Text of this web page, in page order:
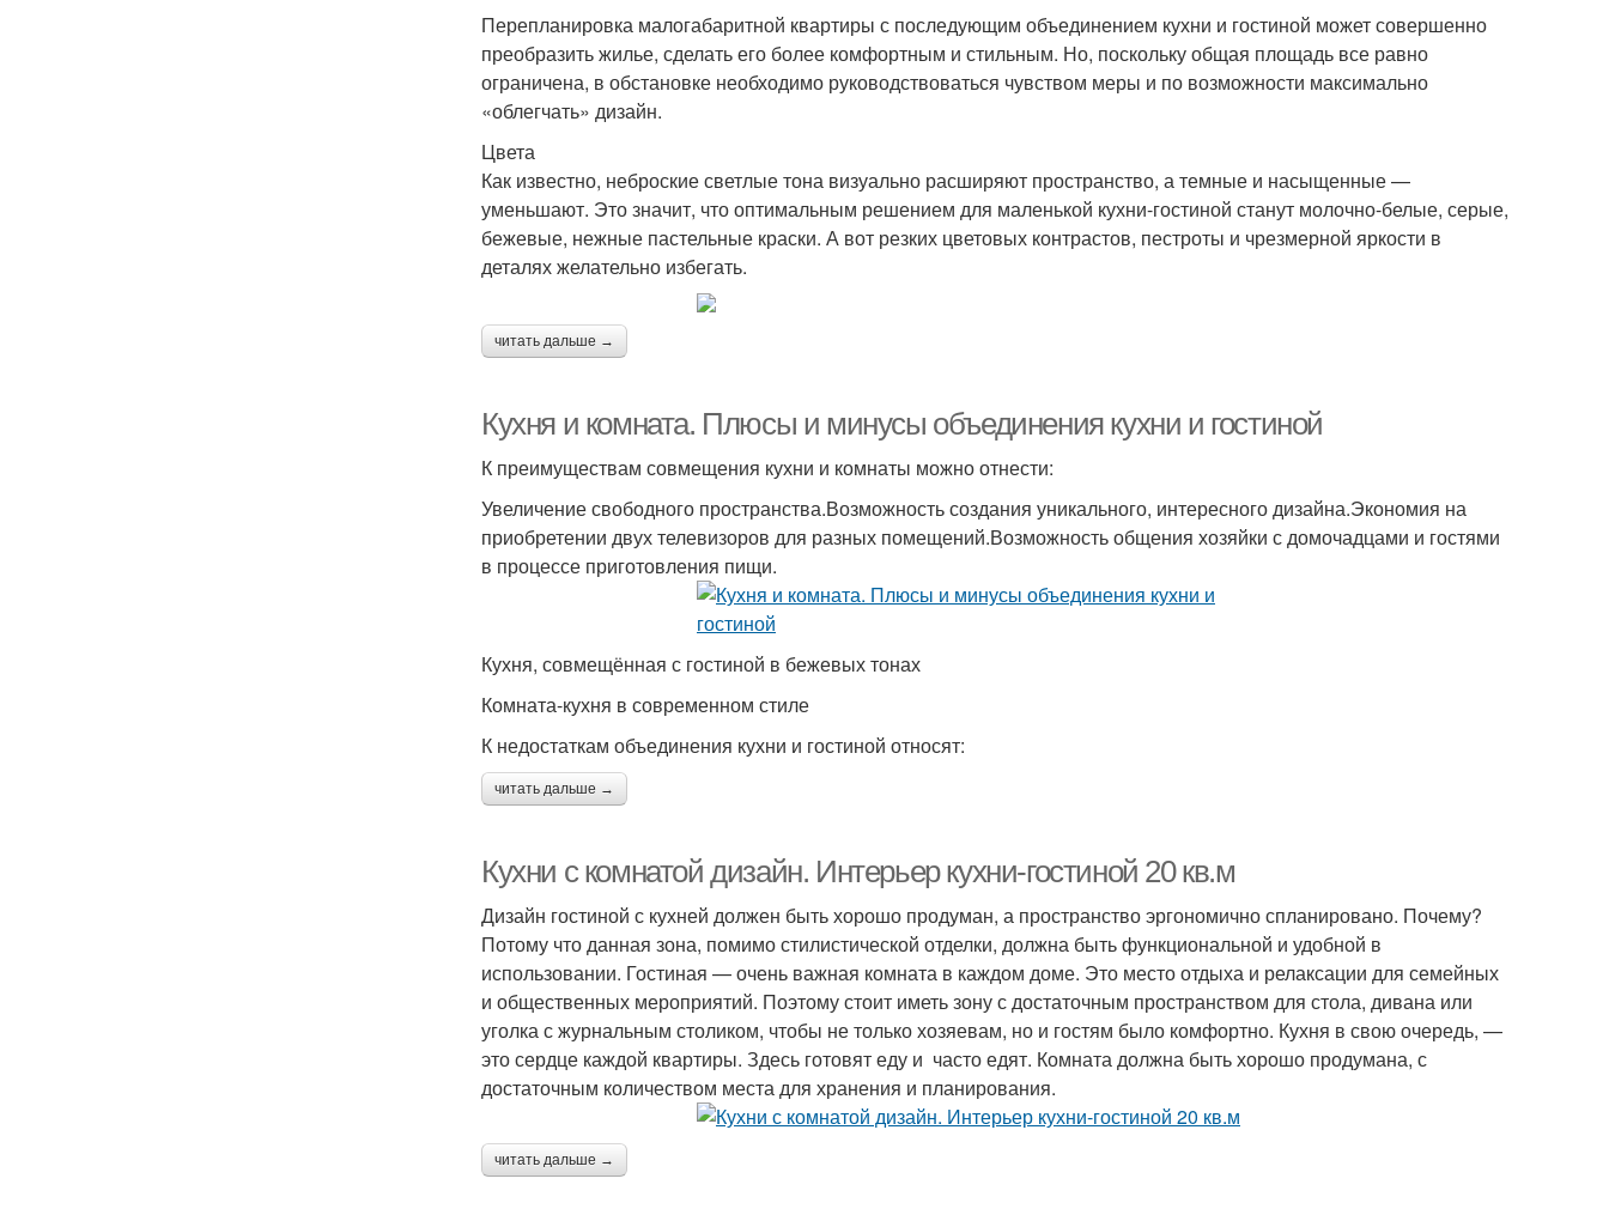
Перепланировка малогабаритной квартиры с последующим объединением кухни и гостиной может совершенно
преобразить жилье, сделать его более комфортным и стильным. Но, поскольку общая площадь все равно
ограничена, в обстановке необходимо руководствоваться чувством меры и по возможности максимально
«облегчать» дизайн.
Цвета
Как известно, неброские светлые тона визуально расширяют пространство, а темные и насыщенные —
уменьшают. Это значит, что оптимальным решением для маленькой кухни-гостиной станут молочно-белые, серые,
бежевые, нежные пастельные краски. А вот резких цветовых контрастов, пестроты и чрезмерной яркости в
деталях желательно избегать.
читать дальше →
Кухня и комната. Плюсы и минусы объединения кухни и гостиной
К преимуществам совмещения кухни и комнаты можно отнести:
Увеличение свободного пространства.Возможность создания уникального, интересного дизайна.Экономия на
приобретении двух телевизоров для разных помещений.Возможность общения хозяйки с домочадцами и гостями
в процессе приготовления пищи.
Кухня, совмещённая с гостиной в бежевых тонах
Комната-кухня в современном стиле
К недостаткам объединения кухни и гостиной относят:
читать дальше →
Кухни с комнатой дизайн. Интерьер кухни-гостиной 20 кв.м
Дизайн гостиной с кухней должен быть хорошо продуман, а пространство эргономично спланировано. Почему?
Потому что данная зона, помимо стилистической отделки, должна быть функциональной и удобной в
использовании. Гостиная — очень важная комната в каждом доме. Это место отдыха и релаксации для семейных
и общественных мероприятий. Поэтому стоит иметь зону с достаточным пространством для стола, дивана или
уголка с журнальным столиком, чтобы не только хозяевам, но и гостям было комфортно. Кухня в свою очередь, —
это сердце каждой квартиры. Здесь готовят еду и часто едят. Комната должна быть хорошо продумана, с
достаточным количеством места для хранения и планирования.
читать дальше →